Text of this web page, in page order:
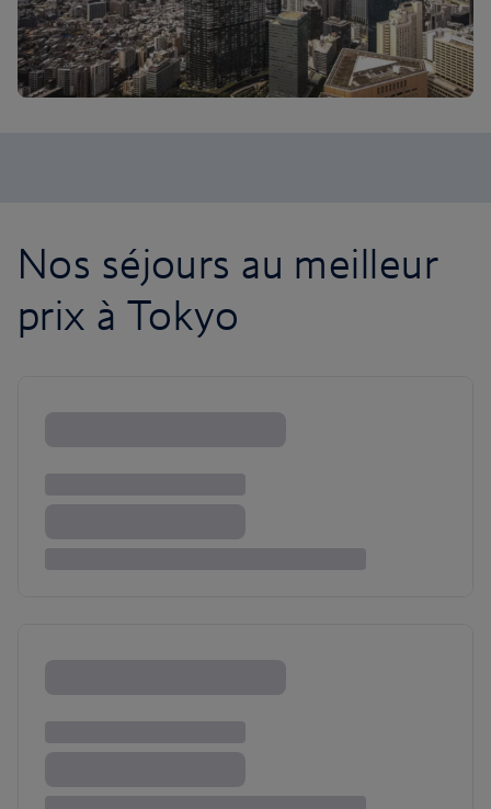
Nos séjours au meilleur
prix à Tokyo